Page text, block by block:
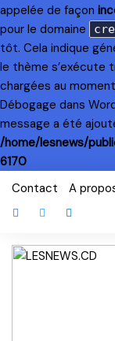
appelée de façon
pour le domaine
tôt. Cela indique
le thème s’exécute
chargées au
Débogage dans
message a été
/home/lesnews/
6170
Skip
content
Contact A